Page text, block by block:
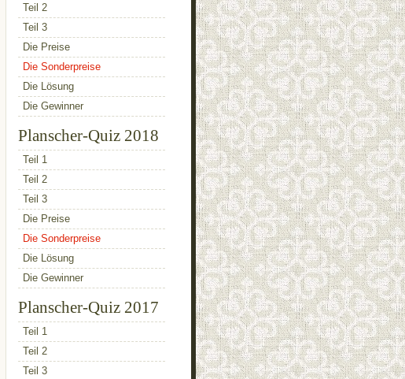
Teil 2
Teil 3
Die Preise
Die Sonderpreise
Die Lösung
Die Gewinner
Planscher-Quiz 2018
Teil 1
Teil 2
Teil 3
Die Preise
Die Sonderpreise
Die Lösung
Die Gewinner
Planscher-Quiz 2017
Teil 1
Teil 2
Teil 3